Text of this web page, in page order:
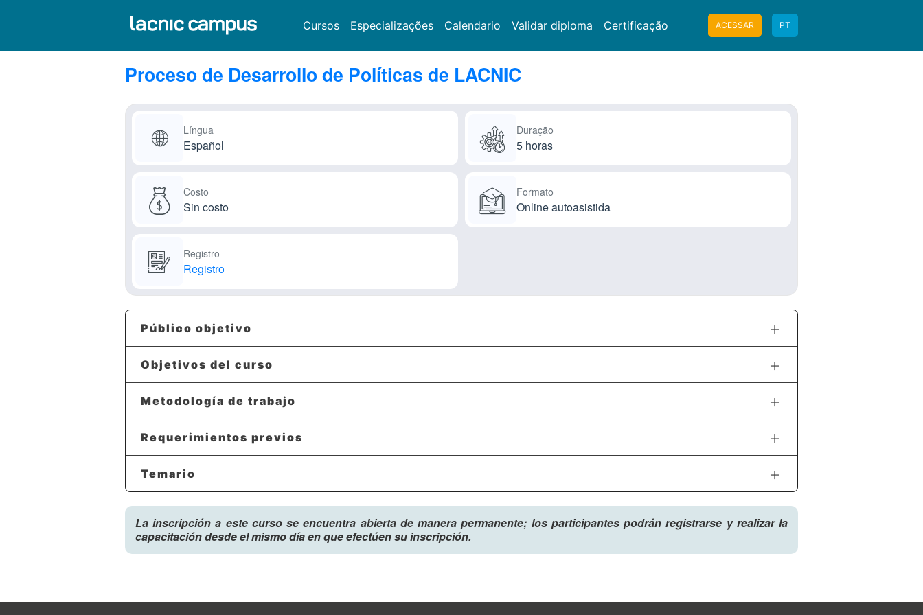
Cursos Especializações Calendario Validar diploma Certificação ACESSAR PT
Proceso de Desarrollo de Políticas de LACNIC
Língua
Español
Duração
5 horas
Costo
Sin costo
Formato
Online autoasistida
Registro
Registro
Público objetivo
Objetivos del curso
Metodología de trabajo
Requerimientos previos
Temario
La inscripción a este curso se encuentra abierta de manera permanente; los participantes podrán registrarse y realizar la
capacitación desde el mismo día en que efectúen su inscripción.